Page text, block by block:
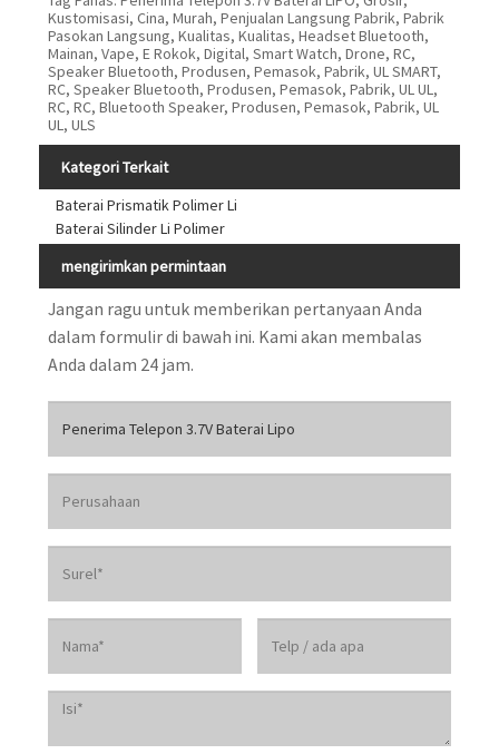
Kustomisasi, Cina, Murah, Penjualan Langsung Pabrik, Pabrik
Pasokan Langsung, Kualitas, Kualitas, Headset Bluetooth,
Mainan, Vape, E Rokok, Digital, Smart Watch, Drone, RC,
Speaker Bluetooth, Produsen, Pemasok, Pabrik, UL SMART,
RC, Speaker Bluetooth, Produsen, Pemasok, Pabrik, UL UL,
RC, RC, Bluetooth Speaker, Produsen, Pemasok, Pabrik, UL
UL, ULS
Kategori Terkait
Baterai Prismatik Polimer Li
Baterai Silinder Li Polimer
mengirimkan permintaan
Jangan ragu untuk memberikan pertanyaan Anda
dalam formulir di bawah ini. Kami akan membalas
Anda dalam 24 jam.